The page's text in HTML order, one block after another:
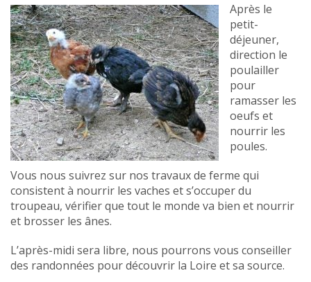
Après le
petit-
déjeuner,
direction le
poulailler
pour
ramasser les
oeufs et
nourrir les
poules.
Vous nous suivrez sur nos travaux de ferme qui
consistent à nourrir les vaches et s’occuper du
troupeau, vérifier que tout le monde va bien et nourrir
et brosser les ânes.
L’après-midi sera libre, nous pourrons vous conseiller
des randonnées pour découvrir la Loire et sa source.